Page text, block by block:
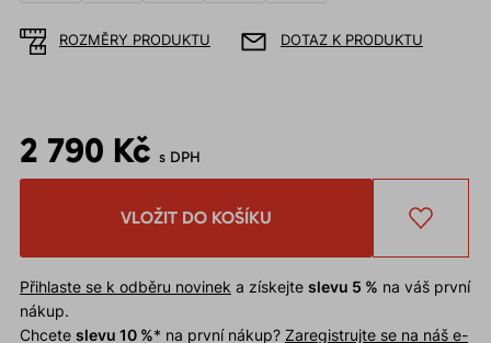
ROZMĚRY PRODUKTU DOTAZ K PRODUKTU
2 790 Kč s DPH
VLOŽIT DO KOŠÍKU
Přihlaste se k odběru novinek a získejte slevu 5 % na váš první
nákup.
Chcete slevu 10 %* na první nákup? Zaregistrujte se na náš e-